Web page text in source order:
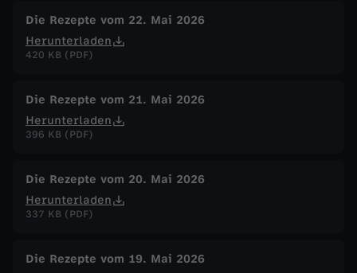
Die Rezepte vom 22. Mai 2026
Herunterladen
420 KB (PDF)
Die Rezepte vom 21. Mai 2026
Herunterladen
396 KB (PDF)
Die Rezepte vom 20. Mai 2026
Herunterladen
337 KB (PDF)
Die Rezepte vom 19. Mai 2026